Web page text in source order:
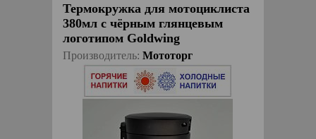
Термокружка для мотоциклиста
380мл с чёрным глянцевым
логотипом Goldwing
Производитель: Мототорг